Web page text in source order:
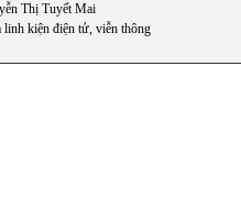
Thị Tuyết Mai
linh kiện điện tử, viễn thông